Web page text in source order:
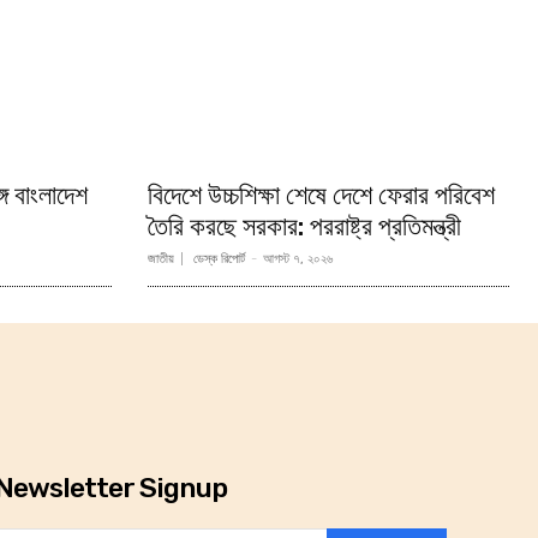
বাংলাদেশ
বিদেশে উচ্চশিক্ষা শেষে দেশে ফেরার পরিবেশ
তৈরি করছে সরকার: পররাষ্ট্র প্রতিমন্ত্রী
জাতীয় ডেস্ক রিপোর্ট - আগস্ট ৭, ২০২৬
Signup